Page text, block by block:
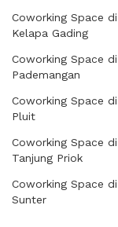
Coworking Space di
Kelapa Gading
Coworking Space di
Pademangan
Coworking Space di
Pluit
Coworking Space di
Tanjung Priok
Coworking Space di
Sunter